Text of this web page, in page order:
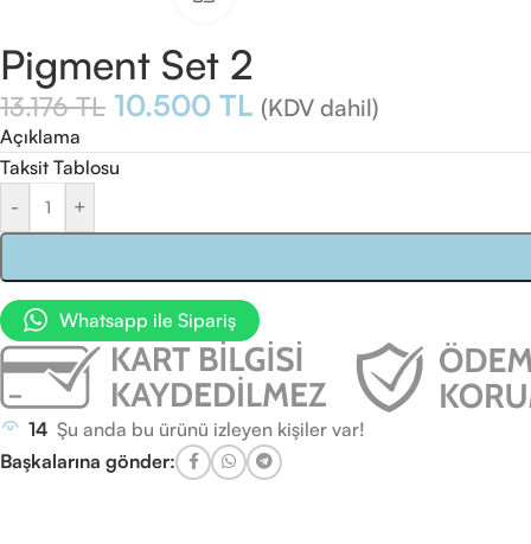
Pigment Set 2
13.176TL 10.500 TL (KDV dahil)
Açıklama
Taksit Tablosu
-
+
Whatsapp ile Sipariş
14 Şu anda bu ürünü izleyen kişiler var!
Başkalarına gönder: